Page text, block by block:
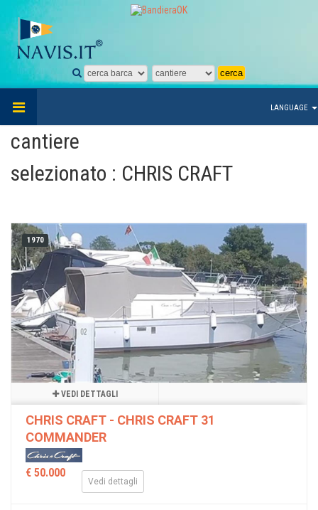
LANGUAGE
cantiere
selezionato : CHRIS CRAFT
1970
VEDI DETTAGLI
CHRIS CRAFT - CHRIS CRAFT 31
COMMANDER
€ 50.000
Vedi dettagli